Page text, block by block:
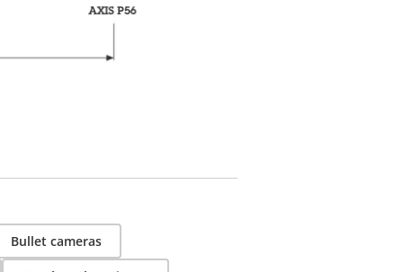
compatibles.
Bullet cameras